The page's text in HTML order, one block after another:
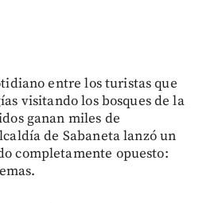
entre los turistas que
visitando los bosques de la
ganan miles de
de Sabaneta lanzó un
completamente opuesto: